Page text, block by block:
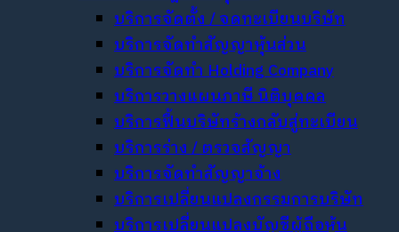
บริการจัดตั้ง / จดทะเบียนบริษัท
บริการจัดทำสัญญาหุ้นส่วน
บริการจัดทำ Holding Company
บริการวางแผนภาษี นิติบุคคล
บริการฟื้นบริษัทร้างกลับสู่ทะเบียน
บริการร่าง / ตรวจสัญญา
บริการจัดทำสัญญาจ้าง
บริการเปลี่ยนแปลงกรรมการบริษัท
บริการเปลี่ยนแปลงบัญชีผู้ถือหุ้น